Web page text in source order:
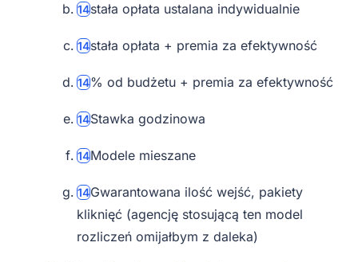
stała opłata ustalana indywidualnie
stała opłata + premia za efektywność
% od budżetu + premia za efektywność
Stawka godzinowa
Modele mieszane
Gwarantowana ilość wejść, pakiety
kliknięć (agencję stosującą ten model
rozliczeń omijałbym z daleka)